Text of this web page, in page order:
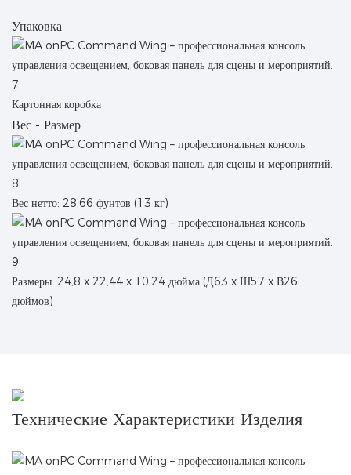
Упаковка
Картонная коробка
Вес - Размер
Вес нетто: 28,66 фунтов (13 кг)
Размеры: 24,8 x 22,44 x 10,24 дюйма (Д63 x Ш57 x В26
дюймов)
Технические Характеристики Изделия